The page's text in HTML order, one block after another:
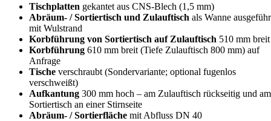
Tischplatten gekantet aus CNS-Blech (1,5 mm)
Abräum- / Sortiertisch und Zulauftisch als Wanne
mit Wulstrand
Korbführung von Sortiertisch auf Zulauftisch 510 mm breit
Korbführung 610 mm breit (Tiefe Zulauftisch 800 mm) auf
Anfrage
Tische verschraubt (Sondervariante; optional fugenlos
verschweißt)
Aufkantung 300 mm hoch – am Zulauftisch rückseitig und am
Sortiertisch an einer Stirnseite
Abräum- / Sortierfläche mit Abfluss DN 40